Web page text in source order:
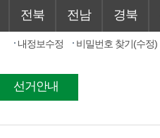
전북 전남 경북
비밀번호 찾기(수정)
내정보수정
선거안내